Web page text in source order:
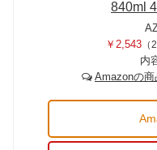
840ml
￥2,543（
内
Amazonの